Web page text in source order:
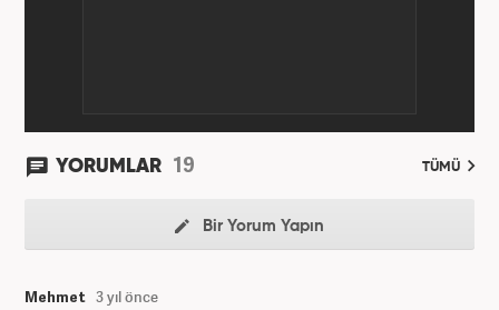
YORUMLAR 19 TÜMÜ
Bir Yorum Yapın
Mehmet 3 yıl önce